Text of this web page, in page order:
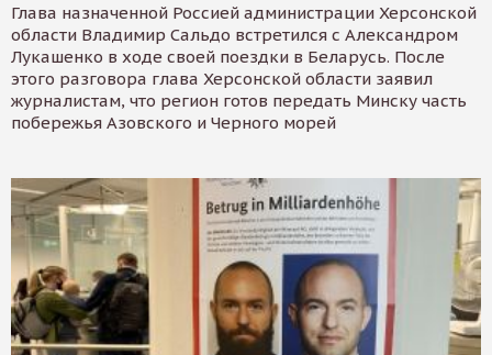
Глава назначенной Россией администрации Херсонской
области Владимир Сальдо встретился с Александром
Лукашенко в ходе своей поездки в Беларусь. После
этого разговора глава Херсонской области заявил
журналистам, что регион готов передать Минску часть
побережья Азовского и Черного морей